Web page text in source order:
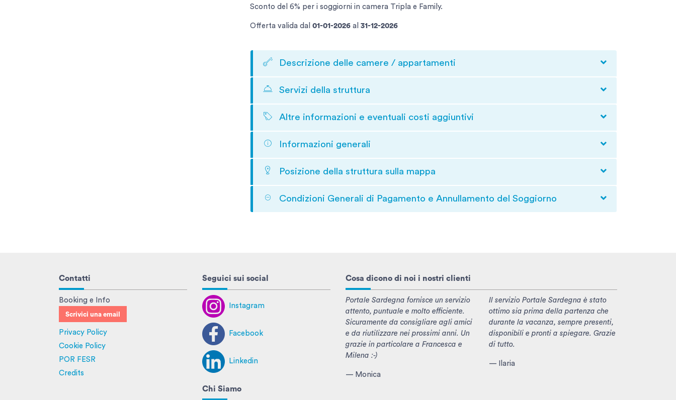
Sconto del 6% per i soggiorni in camera Tripla e Family.
Offerta valida dal 01-01-2026al 31-12-2026
Descrizione delle camere / appartamenti
Servizi della struttura
Altre informazioni e eventuali costi aggiuntivi
Informazioni generali
Posizione della struttura sulla mappa
Condizioni Generali di Pagamento e Annullamento del Soggiorno
Contatti
Booking e Info
Scrivici una email
Privacy Policy
Cookie Policy
POR FESR
Credits
Seguici sui social
Instagram
Facebook
Linkedin
Chi Siamo
Cosa dicono di noi i nostri clienti
Portale Sardegna fornisce un servizio
attento, puntuale e molto efficiente.
Sicuramente da consigliare agli amici
e da riutilizzare nei prossimi anni. Un
grazie in particolare a Francesca e
Milena :-)
— Monica
Il servizio Portale Sardegna è stato
ottimo sia prima della partenza che
durante la vacanza, sempre presenti,
disponibili e pronti a spiegare. Grazie
di tutto.
— Ilaria